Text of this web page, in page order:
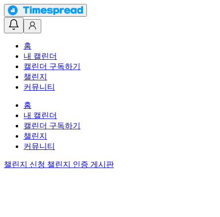
홈
내 캘린더
캘린더 구독하기
챌린지
커뮤니티
홈
내 캘린더
캘린더 구독하기
챌린지
커뮤니티
챌린지 신청 챌린지 인증 게시판